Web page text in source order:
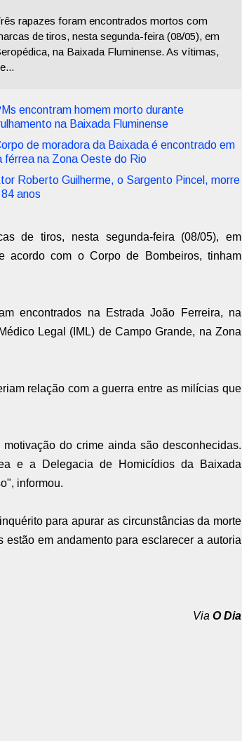
rapazes foram encontrados mortos com
de tiros, nesta segunda-feira (08/05), em
na Baixada Fluminense. As vítimas,
encontram homem morto durante
na Baixada Fluminense
de moradora da Baixada é encontrado em
férrea na Zona Oeste do Rio
Roberto Guilherme, o Sargento Pincel, morre
anos
de tiros, nesta segunda-feira (08/05), em
acordo com o Corpo de Bombeiros, tinham
encontrados na Estrada João Ferreira, na
Legal (IML) de Campo Grande, na Zona
relação com a guerra entre as milícias que
do crime ainda são desconhecidas.
e a Delegacia de Homicídios da Baixada
informou.
para apurar as circunstâncias da morte
em andamento para esclarecer a autoria
Via O Dia